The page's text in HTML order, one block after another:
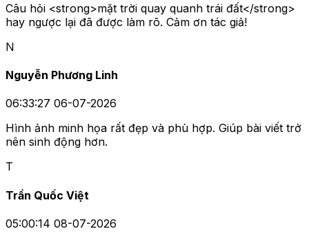
Câu hỏi <strong>mặt trời quay quanh trái đất</strong>
hay ngược lại đã được làm rõ. Cảm ơn tác giả!
N
Nguyễn Phương Linh
06:33:27 06-07-2026
Hình ảnh minh họa rất đẹp và phù hợp. Giúp bài viết trở
nên sinh động hơn.
T
Trần Quốc Việt
05:00:14 08-07-2026